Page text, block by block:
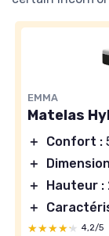
EMMA
Matelas
＋ Confort :
＋
＋
Hauteur :
＋
★★★★★
★★★★★ 4,2/5